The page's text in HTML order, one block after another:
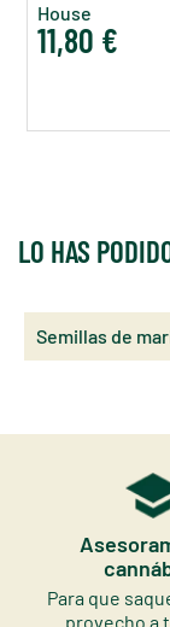
House
11,80 €
LO HAS
Semillas de
Para que
provecho a